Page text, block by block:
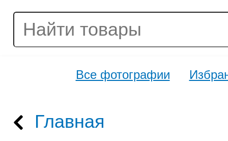
Все фотографии
Главная